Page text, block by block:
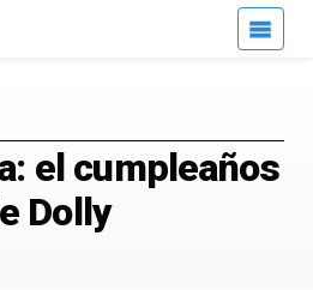
el cumpleaños
Dolly